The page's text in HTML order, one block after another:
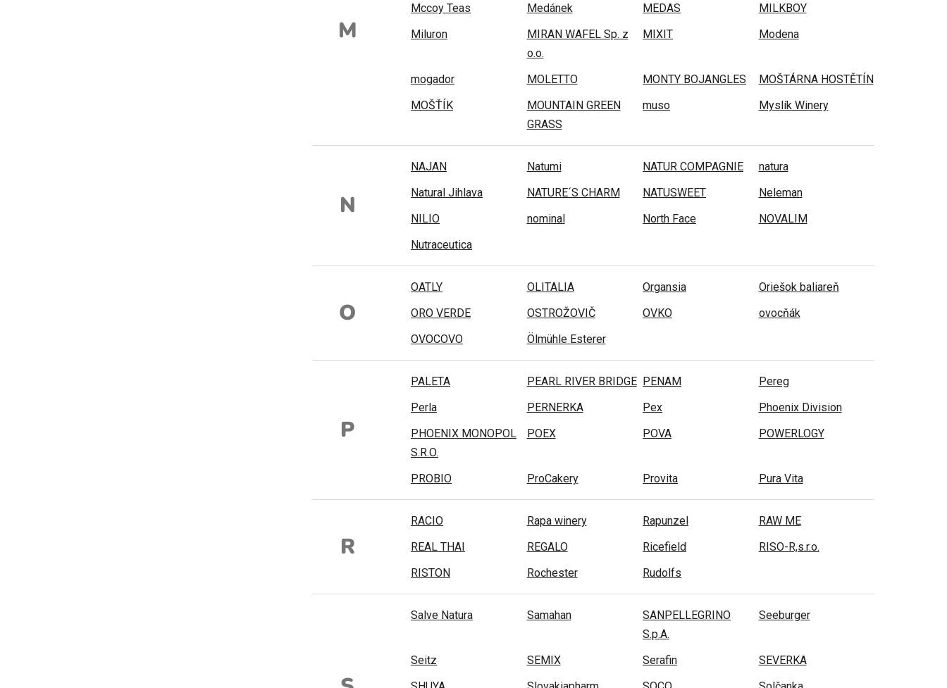
M
Mccoy Teas Medánek MEDAS
MILKBOY
Miluron
MIRAN WAFEL Sp. z
o.o.
MIXIT Modena
mogador MOLETTO MONTY BOJANGLES
MOŠTÁRNA HOSTĚTÍN
MOŠŤÍK
MOUNTAIN GREEN
GRASS
muso Myslík Winery
N
NAJAN Natumi NATUR COMPAGNIE
natura
Natural Jihlava
NATURE´S CHARM NATUSWEET
Neleman
NILIO
nominal North Face
NOVALIM
Nutraceutica
O
OATLY OLITALIA Organsia
Oriešok baliareň
ORO VERDE
OSTROŽOVIČ OVKO
ovocňák
OVOCOVO
Ölmühle Esterer
P
PALETA PEARL RIVER BRIDGE PENAM
Pereg
Perla
PERNERKA Pex
Phoenix Division
PHOENIX MONOPOL
S.R.O.
POEX POVA POWERLOGY
PROBIO ProCakery Provita Pura Vita
R
RACIO Rapa winery Rapunzel
RAW ME
REAL THAI
REGALO Ricefield
RISO-R,s.r.o.
RISTON
Rochester Rudolfs
Salve Natura Samahan
SANPELLEGRINO
S.p.A.
Seeburger
Seitz SEMIX Serafin
SEVERKA